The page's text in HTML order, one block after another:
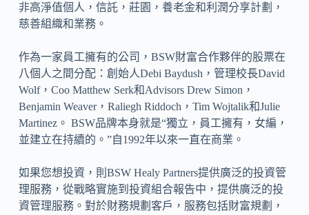
非高淨值個人，信託，莊園，養老金和利潤分享計劃，
慈善組織和業務。
作為一家員工擁有的公司，BSW財富合作夥伴的股票在
八個人之間分配：創始人Debi Baydush，管理校長David
Wolf，Coo Matthew Serk和Advisors Drew Simon，
Benjamin Weaver，Raliegh Riddoch，Tim Wojtalik和Julie
Martinez。 BSW品牌本身就是“獨立，員工擁有，女編，
並建立在持續的。”自1992年以來一直在商業。
如果您想投資，則BSW Healy Partners提供廣泛的投資管
理服務，從戰略實施到投資組合報告中，提供廣泛的投
資管理服務。對於財務規劃客戶，服務包括財富規劃，